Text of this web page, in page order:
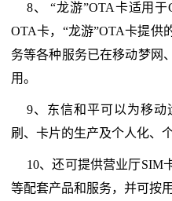
8、 “龙游”OTA卡适用
OTA卡，“龙游”OTA卡提供
务等各种服务已在移动梦网
用。
9、东信和平可以为移
刷、卡片的生产及个人化、
10、还可提供营业厅SIM
等配套产品和服务，并可按